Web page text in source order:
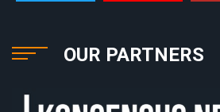
OUR PARTNERS